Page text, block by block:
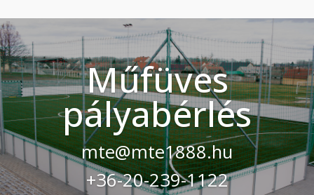
Műfüves
pályabérlés
mte@mte1888.hu
+36-20-239-1122